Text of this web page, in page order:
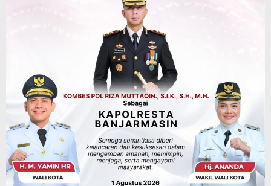
Balangan Juara 1 Lomba B2SA Kalsel, TP
PKK Desa Putat Basiun Andalkan Pangan
Lokal Labu dan Ubi
Advertorial Pemkab Balangan
Disporapar Balangan Bekali Pokdarwis
Pelatihan Rescue, BASARNAS Tabalong
Jadi Instruktur
Agustus 6, 2026